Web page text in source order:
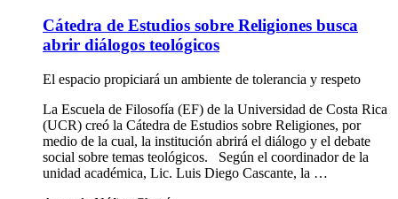
Cátedra de Estudios sobre Religiones busca
abrir diálogos teológicos
El espacio propiciará un ambiente de tolerancia y respeto
La Escuela de Filosofía (EF) de la Universidad de Costa Rica
(UCR) creó la Cátedra de Estudios sobre Religiones, por
medio de la cual, la institución abrirá el diálogo y el debate
social sobre temas teológicos. Según el coordinador de la
unidad académica, Lic. Luis Diego Cascante, la …